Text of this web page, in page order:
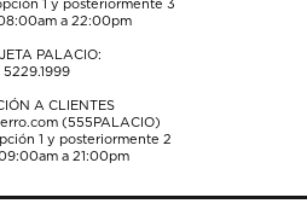
1 y posteriormente 3
a 22:00pm
PALACIO:
5229.1999
A CLIENTES
(555PALACIO)
1 y posteriormente 2
a 21:00pm